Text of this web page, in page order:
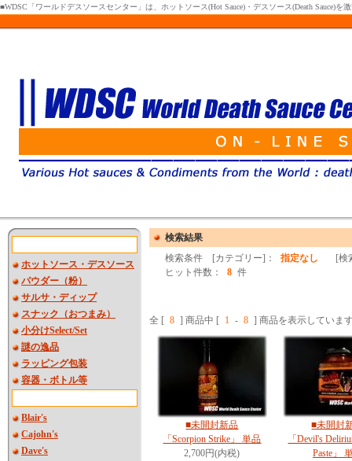
■WDSC「ワールドデスソースセンター」は、ホットソース(Hot Sauce)・デスソース(Death Sauce)
ホットソース・デスソース
パウダー（粉）
サルサ・ディップ
スナック（おつまみ）
小分けSelect/Set
謎の逸品
ラッピング包装
容器・ボトル等
Blair's
Cajohn's
Dave's
検索結果
検索条件 [カテゴリー]：
指定なし
[検
ヒット件数：
8 件
全 [ 8 ] 商品中 [ 1 - 8 ] 商品を表示していま
■未開封新品
「Scorpion Strike」 単品
2,700円(内税)
■未開封
「Devil's
Paste」